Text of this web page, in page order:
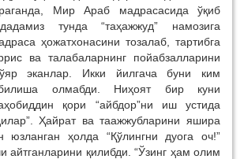
Мир Араб мадрасасида ўқиб
тунда “таҳажжуд” намозига
ҳожатхонасини тозалаб, тартибга
ва талабаларнинг пойабзалларини
эканлар. Икки йилгача буни ким
билиша олмабди. Ниҳоят бир куни
қори “айбдор”ни иш устида
Ҳайрат ва таажжубларини яшира
юзланган ҳолда “Қўлингни дуога оч!”
айтганларини қилибди. “Ўзинг ҳам олим